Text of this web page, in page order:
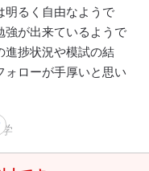
明るく自由なようで
強が出来ているようで
進捗状況や模試の結
ローが手厚いと思い